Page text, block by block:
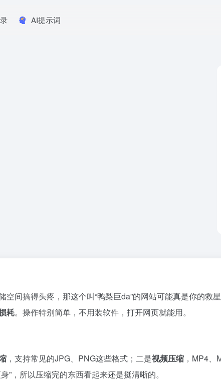
AI提示词
间搞得头疼，那这个叫“鸭梨巨da”的网站可能真是你的救
耗。操作特别简单，不用装软件，打开网页就能用。
，支持常见的JPG、PNG这些格式；二是视频压缩 ，MP4
”，所以压缩完的东西看起来还是挺清晰的。